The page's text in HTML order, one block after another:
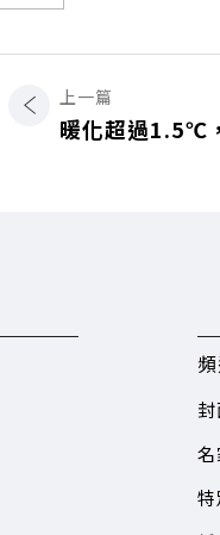
上一篇
暖化超過1.5℃